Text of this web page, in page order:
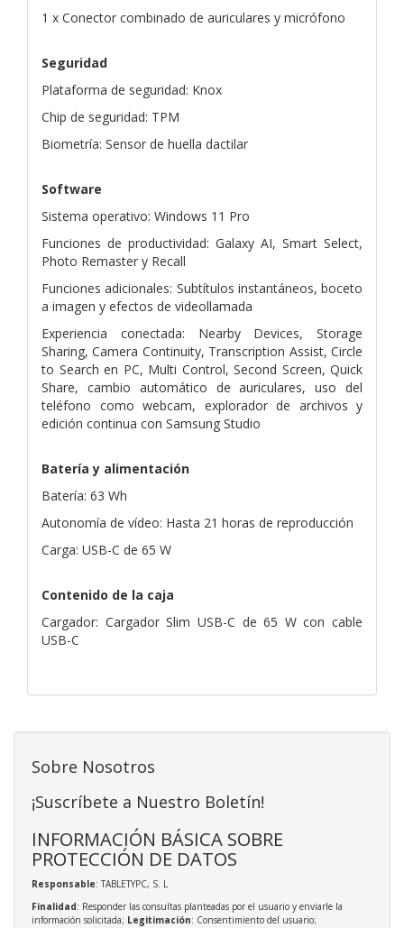
1 x Conector combinado de auriculares y micrófono
Seguridad
Plataforma de seguridad: Knox
Chip de seguridad: TPM
Biometría: Sensor de huella dactilar
Software
Sistema operativo: Windows 11 Pro
Funciones de productividad: Galaxy AI, Smart Select,
Photo Remaster y Recall
Funciones adicionales: Subtítulos instantáneos, boceto
a imagen y efectos de videollamada
Experiencia conectada: Nearby Devices, Storage
Sharing, Camera Continuity, Transcription Assist, Circle
to Search en PC, Multi Control, Second Screen, Quick
Share, cambio automático de auriculares, uso del
teléfono como webcam, explorador de archivos y
edición continua con Samsung Studio
Batería y alimentación
Batería: 63 Wh
Autonomía de vídeo: Hasta 21 horas de reproducción
Carga: USB-C de 65 W
Contenido de la caja
Cargador: Cargador Slim USB-C de 65 W con cable
USB-C
Sobre Nosotros
¡Suscríbete a Nuestro Boletín!
INFORMACIÓN BÁSICA SOBRE
PROTECCIÓN DE DATOS
Responsable: TABLETYPC, S. L
Finalidad: Responder las consultas planteadas por el usuario y enviarle la
información solicitada; Legitimación: Consentimiento del usuario;